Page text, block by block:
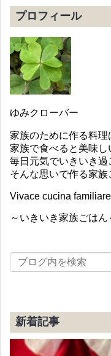
プロフィール
ゆみクローバー
家族のために作る料理
家族で食べると美味し
毎日元気でいきいき過
そんな思いで作る家族
Vivace cucina familiare
～いきいき家族ごはん
新着記事